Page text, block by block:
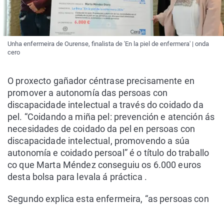
Unha enfermeira de Ourense, finalista de 'En la piel de enfermera' | onda
cero
O proxecto gañador céntrase precisamente en
promover a autonomía das persoas con
discapacidade intelectual a través do coidado da
pel. “Coidando a miña pel: prevención e atención ás
necesidades de coidado da pel en persoas con
discapacidade intelectual, promovendo a súa
autonomía e coidado persoal” é o título do traballo
co que Marta Méndez conseguiu os 6.000 euros
desta bolsa para levala á práctica .
Segundo explica esta enfermeira, “as persoas con